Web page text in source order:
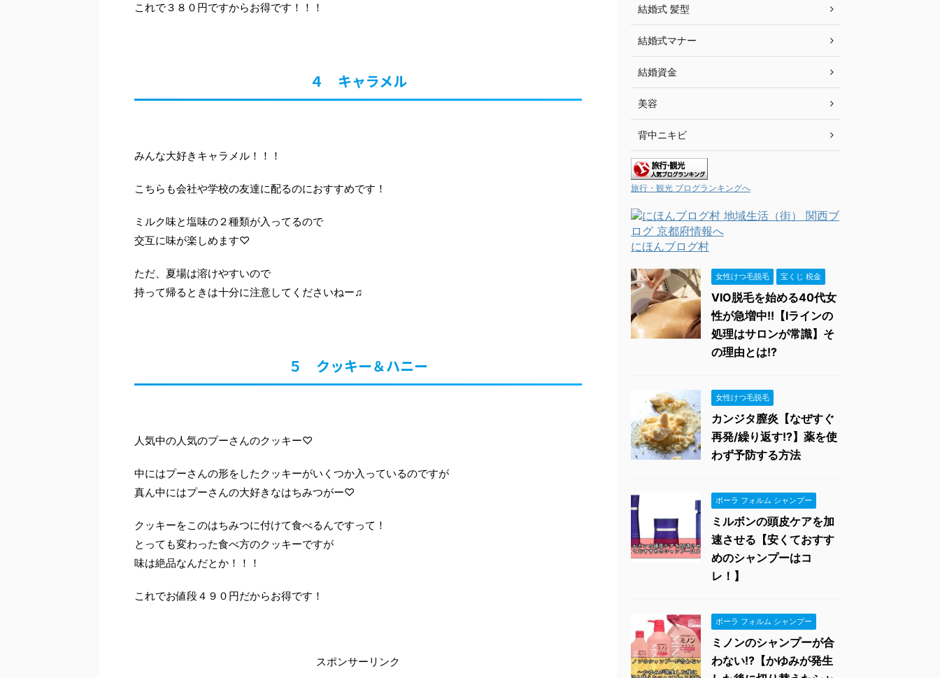
これで３８０円ですからお得です！！！
４ キャラメル
みんな大好きキャラメル！！！
こちらも会社や学校の友達に配るのにおすすめです！
ミルク味と塩味の２種類が入ってるので
交互に味が楽しめます♡
ただ、夏場は溶けやすいので
持って帰るときは十分に注意してくださいねー♫
５ クッキー＆ハニー
人気中の人気のプーさんのクッキー♡
中にはプーさんの形をしたクッキーがいくつか入っているのですが
真ん中にはプーさんの大好きなはちみつがー♡
クッキーをこのはちみつに付けて食べるんですって！
とっても変わった食べ方のクッキーですが
味は絶品なんだとか！！！
これでお値段４９０円だからお得です！
スポンサーリンク
結婚式 髪型
結婚式マナー
結婚資金
美容
背中ニキビ
旅行・観光 ブログランキングへ
にほんブログ村
女性けつ毛脱毛 宝くじ 税金
VIO脱毛を始める40代女
性が急増中!!【Iラインの
処理はサロンが常識】そ
の理由とは!?
女性けつ毛脱毛
カンジタ膣炎【なぜすぐ
再発/繰り返す!?】薬を使
わず予防する方法
ポーラ フォルム シャンプー
ミルボンの頭皮ケアを加
速させる【安くておすす
めのシャンプーはコ
レ！】
ポーラ フォルム シャンプー
ミノンのシャンプーが合
わない!?【かゆみが発生